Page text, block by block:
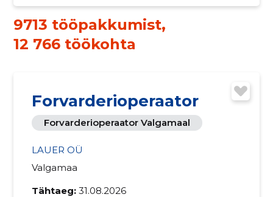
9713 tööpakkumist,
12 766 töökohta
Forvarderioperaator
Forvarderioperaator Valgamaal
LAUER OÜ
Valgamaa
Tähtaeg: 31.08.2026